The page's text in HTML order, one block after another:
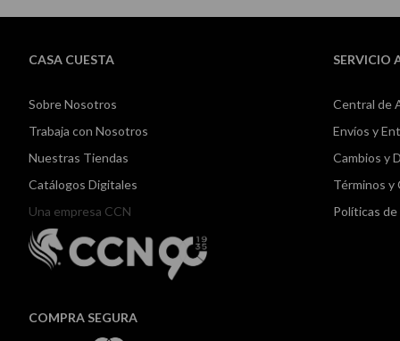
CASA CUESTA
Sobre Nosotros
Trabaja con Nosotros
Nuestras Tiendas
Catálogos Digitales
Una empresa CCN
COMPRA SEGURA
SERVICIO
Central de
Envíos y
Cambios y
Términos y
Políticas